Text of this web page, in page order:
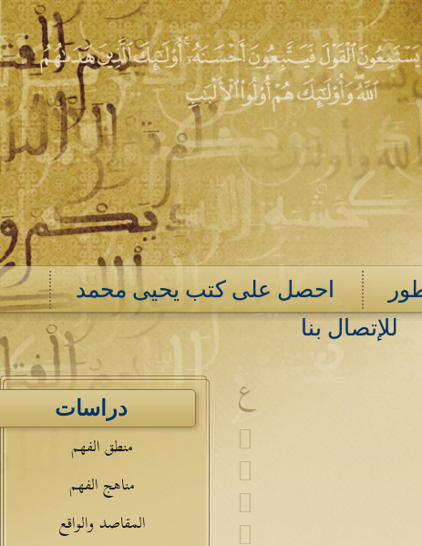
احصل على كتب يحيى محمد
للإتصال بنا
دراسات
منطق الفهم
مناهج الفهم
المقاصد والواقع
ع